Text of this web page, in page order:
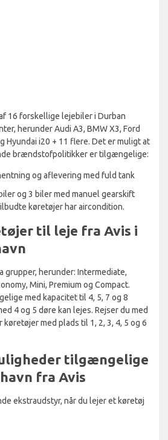
16 forskellige lejebiler i Durban
herunder Audi A3, BMW X3, Ford
Hyundai i20 + 11 flere. Det er muligt at
brændstofpolitikker er tilgængelige:
og aflevering med fuld tank
og 3 biler med manuel gearskift
køretøjer har aircondition.
til leje fra Avis i
grupper, herunder: Intermediate,
Mini, Premium og Compact.
med kapacitet til 4, 5, 7 og 8
4 og 5 døre kan lejes. Rejser du med
køretøjer med plads til 1, 2, 3, 4, 5 og 6
tilgængelige
fra Avis
ekstraudstyr, når du lejer et køretøj